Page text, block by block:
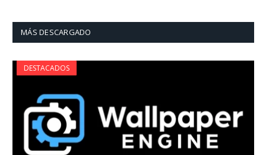
MÁS DESCARGADO
DESTACADOS